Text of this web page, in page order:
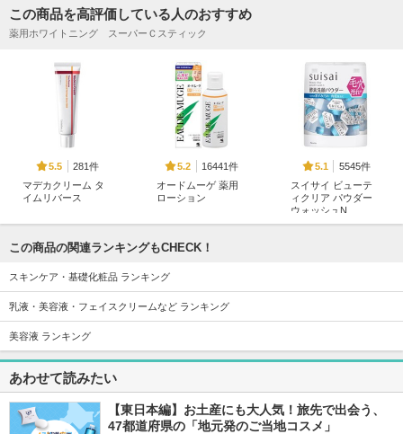
この商品を高評価している人のおすすめ
薬用ホワイトニング スーパーＣスティック
5.5
281件
マデカクリーム タ
イムリバース
5.2
16441件
オードムーゲ 薬用
ローション
5.1
5545件
スイサイ ビューテ
ィクリア パウダー
ウォッシュN
7.0
89件
ホワイトディープ
クリアコンディショ
ナー I
ブランシール スペリ
ア
メルティクリームリ
プレミアムメルティ
この商品の関連ランキングもCHECK！
スキンケア・基礎化粧品 ランキング
乳液・美容液・フェイスクリームなど ランキング
美容液 ランキング
あわせて読みたい
【東日本編】お土産にも大人気！旅先で出会う、
47都道府県の「地元発のご当地コスメ」